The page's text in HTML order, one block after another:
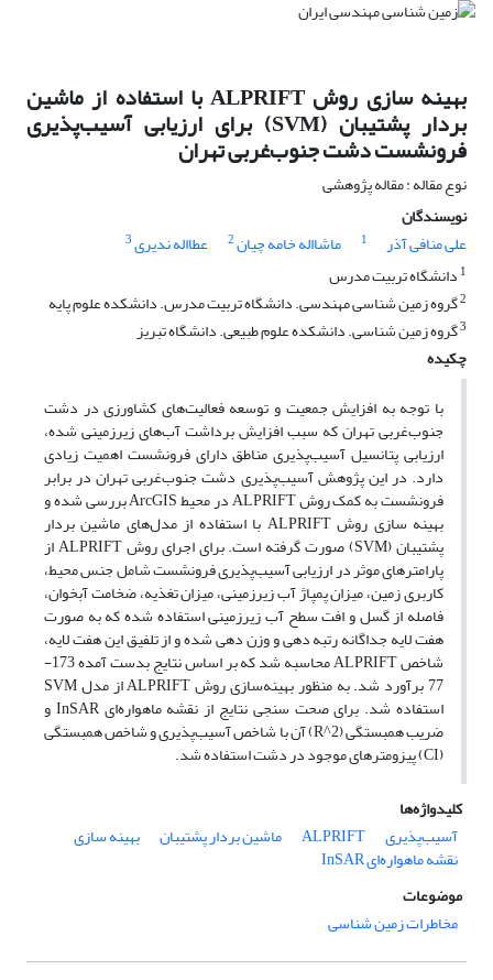
بهینه سازی روش ALPRIFT با استفاده از ماشین
بردار پشتیبان (SVM) برای ارزیابی آسیب‌پذیری
فرونشست دشت جنوب‌غربی تهران
نوع مقاله : مقاله پژوهشی
نویسندگان
علی منافی آذر
1 ماشااله خامه چیان2 عطااله ندیری3
1 دانشگاه تربیت مدرس
2گروه زمین شناسی مهندسی. دانشگاه تربیت مدرس. دانشکده علوم پایه
3گروه زمین شناسی. دانشکده علوم طبیعی. دانشگاه تبریز
چکیده
با توجه به افزایش جمعیت و توسعه فعالیت‌های کشاورزی در دشت
جنوب‌غربی تهران که سبب افزایش برداشت آب‌های زیرزمینی شده،
ارزیابی پتانسیل آسیب‌پذیری مناطق دارای فرونشست اهمیت زیادی
دارد. در این پژوهش آسیب‌پذیری دشت جنوب‌غربی تهران در برابر
فرونشست به کمک روش ALPRIFT در محیط ArcGIS بررسی شده و
بهینه سازی روش ALPRIFT با استفاده از مدل‌های ماشین بردار
پشتیبان (SVM) صورت گرفته است. برای اجرای روش ALPRIFT از
پارامترهای موثر در ارزیابی آسیب‌پذیری فرونشست شامل جنس محیط،
کاربری زمین، میزان پمپاژ آب زیرزمینی، میزان تغذیه، ضخامت آبخوان،
فاصله از گسل و افت سطح آب زیرزمینی استفاده شده که به صورت
هفت لایه جداگانه رتبه دهی و وزن دهی شده و از تلفیق این هفت لایه،
شاخص ALPRIFT محاسبه شد که بر اساس نتایج بدست آمده 173-
77 برآورد شد. به منظور بهینه‌سازی روش ALPRIFT از مدل SVM
استفاده شد. برای صحت سنجی نتایج از نقشه ماهواره‌ای InSAR و
ضریب همبستگی (R^2) آن با شاخص آسیب‌پذیری و شاخص همبستگی
(CI) پیزومترهای موجود در دشت استفاده شد.
کلیدواژه‌ها
آسیب‌پذیری
ALPRIFT ماشین بردار پشتیبان بهینه سازی
نقشه ماهواره‌ای InSAR
موضوعات
مخاطرات زمین شناسی